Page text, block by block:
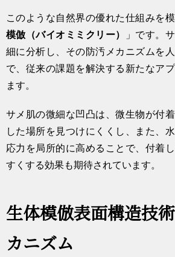
このような自然界の優れた仕組みを
模倣（バイオミミクリー）
」です。
細に分析し、その防汚メカニズムを
で、従来の課題を解決する新たなア
ます。
サメ肌の微細な凹凸は、微生物が付
した場所を見つけにくくし、また、
応力を局所的に高めることで、付着
すくする効果も期待されています。
生体模倣表面構造技
カニズム